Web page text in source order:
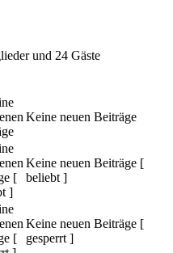
und 24 Gäste
Keine neuen Beiträge
Keine neuen Beiträge [
beliebt ]
Keine neuen Beiträge [
gesperrt ]